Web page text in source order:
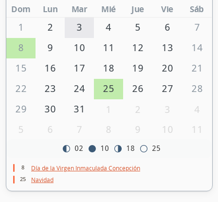
Dom Lun Mar Mié Jue Vie Sáb
1 2 3 4 5 6
7
8
9 10 11 12 13
14
15
16 17 18 19 20
21
22
23 24 25 26 27
28
29
30 31 1 2 3
4
5
6 7 8 9 10 11
02 10 18 25
8 Día de la Virgen Inmaculada Concepción
25 Navidad